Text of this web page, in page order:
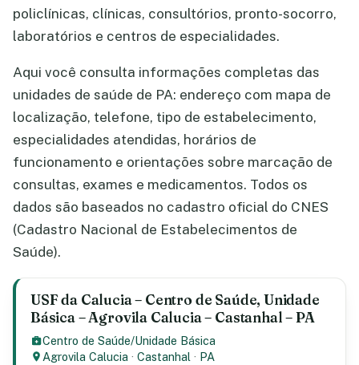
policlínicas, clínicas, consultórios, pronto-socorro,
laboratórios e centros de especialidades.
Aqui você consulta informações completas das
unidades de saúde de PA: endereço com mapa de
localização, telefone, tipo de estabelecimento,
especialidades atendidas, horários de
funcionamento e orientações sobre marcação de
consultas, exames e medicamentos. Todos os
dados são baseados no cadastro oficial do CNES
(Cadastro Nacional de Estabelecimentos de
Saúde).
USF da Calucia – Centro de Saúde, Unidade
Básica – Agrovila Calucia – Castanhal – PA
Centro de Saúde/Unidade Básica
Agrovila Calucia ·Castanhal · PA